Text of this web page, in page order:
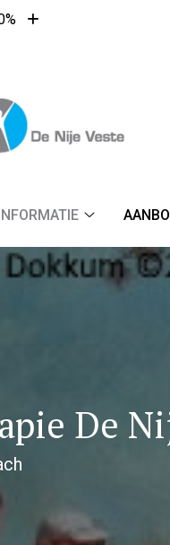
Tekst
informatie
submenu
De